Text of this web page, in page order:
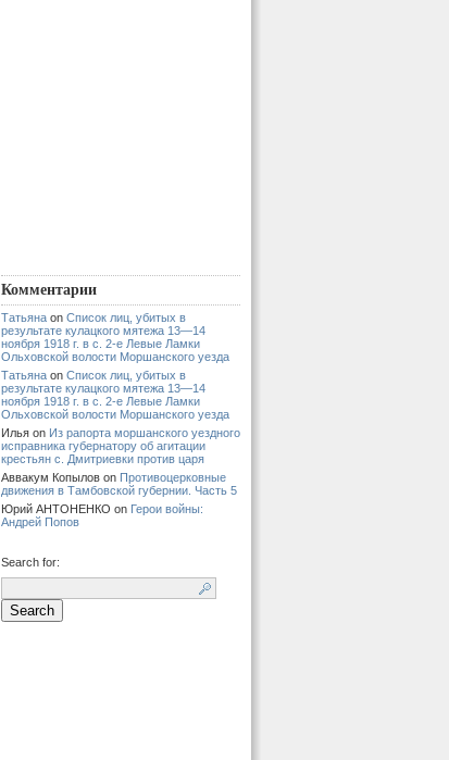
Комментарии
Татьяна on Список лиц, убитых в
результате кулацкого мятежа 13—14
ноября 1918 г. в с. 2-е Левые Ламки
Ольховской волости Моршанского уезда
Татьяна on Список лиц, убитых в
результате кулацкого мятежа 13—14
ноября 1918 г. в с. 2-е Левые Ламки
Ольховской волости Моршанского уезда
Илья on Из рапорта моршанского уездного
исправника губернатору об агитации
крестьян с. Дмитриевки против царя
Аввакум Копылов on Противоцерковные
движения в Тамбовской губернии. Часть 5
Юрий АНТОНЕНКО on Герои войны:
Андрей Попов
Search for: